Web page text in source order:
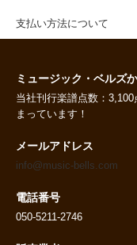
支払い方法について
ミュージック・ベルズ
当社刊行楽譜点数：
まっています！
メールアドレス
info@music-bells.com
電話番号
050-5211-2746